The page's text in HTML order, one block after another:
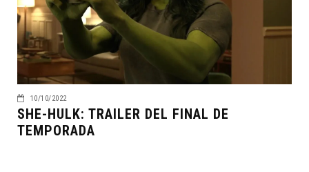
10/10/2022
SHE-HULK: TRAILER DEL FINAL DE
TEMPORADA